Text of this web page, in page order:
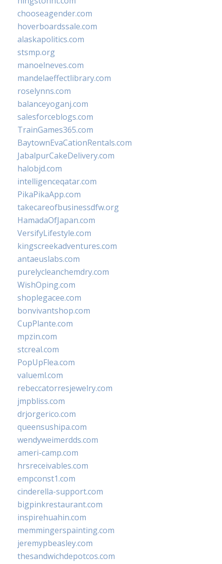
chooseagender.com
hoverboardssale.com
alaskapolitics.com
stsmp.org
manoelneves.com
mandelaeffectlibrary.com
roselynns.com
balanceyoganj.com
salesforceblogs.com
TrainGames365.com
BaytownEvaCationRentals.com
JabalpurCakeDelivery.com
halobjd.com
intelligenceqatar.com
PikaPikaApp.com
takecareofbusinessdfw.org
HamadaOfJapan.com
VersifyLifestyle.com
kingscreekadventures.com
antaeuslabs.com
purelycleanchemdry.com
WishOping.com
shoplegacee.com
bonvivantshop.com
CupPlante.com
mpzin.com
stcreal.com
PopUpFlea.com
valueml.com
rebeccatorresjewelry.com
jmpbliss.com
drjorgerico.com
queensushipa.com
wendyweimerdds.com
ameri-camp.com
hrsreceivables.com
empconst1.com
cinderella-support.com
bigpinkrestaurant.com
inspirehuahin.com
memmingerspainting.com
jeremypbeasley.com
thesandwichdepotcos.com